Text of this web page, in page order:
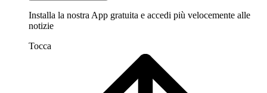
Installa la nostra App gratuita e accedi più velocemente alle
notizie
Tocca